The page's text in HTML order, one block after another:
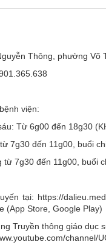
Thông, phường Võ
viện:
Từ 6g00 đến 18g30
7g30 đến 11g00, buổi
từ 7g30 đến 11g00, buổi
tại: https://
(App Store, Google Play)
Truyền thông giáo dục
channel/